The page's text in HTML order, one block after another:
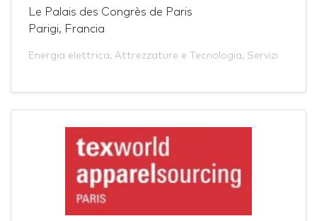
Le Palais des Congrès de Paris
Parigi, Francia
Energia elettrica, Attrezzature e Tecnologia, Servizi